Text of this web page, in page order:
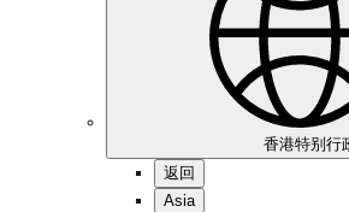
香港特别行
返回
Asia